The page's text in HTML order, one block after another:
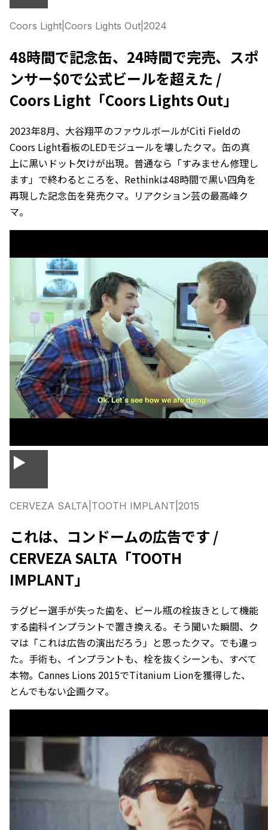
Coors Light Coors Lights Out 2024
48時間で記念缶、24時間で完売、スポ
ンサー$0で公式ビールを超えた /
Coors Light「Coors Lights Out」
2023年8月、大谷翔平のファウルボールがCiti Fieldの
Coors Light看板のLEDモジュールを壊したクマ。缶の真
上に黒いドット欠けが出現。普通なら「すみません修理し
ます」で終わるところを、Rethinkは48時間で黒い四角を
再現した記念缶を発売クマ。リアクション芸の最高峰ク
マ。
▶
CERVEZA SALTA TOOTH IMPLANT 2015
これは、コンドームの広告です /
CERVEZA SALTA「TOOTH
IMPLANT」
ラグビー選手が失った歯を、ビール瓶の栓抜きとして機能
する歯科インプラントで置き換える。そう聞いた瞬間、ク
マは「これは広告の演出だろう」と思ったクマ。でも違っ
た。手術も、インプラントも、栓を抜くシーンも、すべて
本物。Cannes Lions 2015でTitanium Lionを獲得した、
とんでもない企画クマ。